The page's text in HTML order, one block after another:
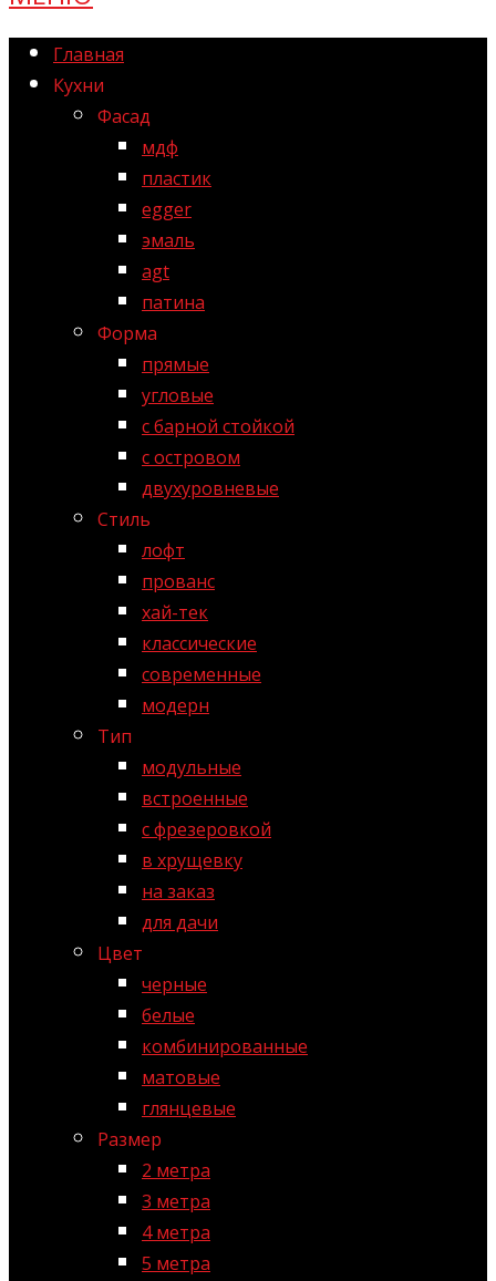
Главная
Кухни
Фасад
мдф
пластик
egger
эмаль
agt
патина
Форма
прямые
угловые
с барной стойкой
с островом
двухуровневые
Стиль
лофт
прованс
хай-тек
классические
современные
модерн
Тип
модульные
встроенные
с фрезеровкой
в хрущевку
на заказ
для дачи
Цвет
черные
белые
комбинированные
матовые
глянцевые
Размер
2 метра
3 метра
4 метра
5 метра